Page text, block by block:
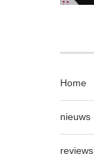
Home
nieuws
reviews